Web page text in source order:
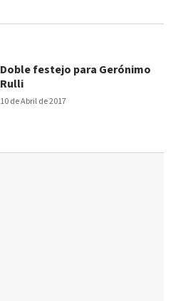
10 de Abril de 2017
Doble festejo para Gerónimo
Rulli